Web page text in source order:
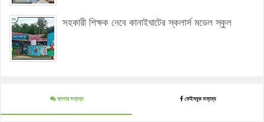
সহকারী শিক্ষক নেবে কানাইঘাটের স্কলার্স মডেল স্কুল
ব্লগার মন্তব্য ফেইসবুক মন্তব্য